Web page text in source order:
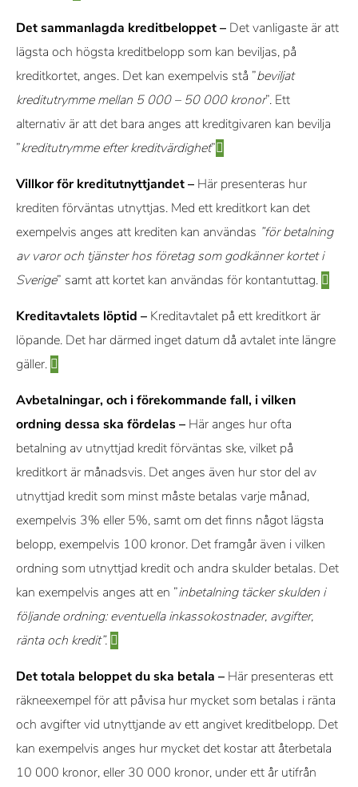
Det sammanlagda kreditbeloppet – Det vanligaste är att
lägsta och högsta kreditbelopp som kan beviljas, på
kreditkortet, anges. Det kan exempelvis stå ”beviljat
kreditutrymme mellan 5 000 – 50 000 kronor”. Ett
alternativ är att det bara anges att kreditgivaren kan bevilja
”kreditutrymme efter kreditvärdighet”
Villkor för kreditutnyttjandet – Här presenteras hur
krediten förväntas utnyttjas. Med ett kreditkort kan det
exempelvis anges att krediten kan användas ”för betalning
av varor och tjänster hos företag som godkänner kortet i
Sverige” samt att kortet kan användas för kontantuttag.
Kreditavtalets löptid – Kreditavtalet på ett kreditkort är
löpande. Det har därmed inget datum då avtalet inte längre
gäller.
Avbetalningar, och i förekommande fall, i vilken
ordning dessa ska fördelas – Här anges hur ofta
betalning av utnyttjad kredit förväntas ske, vilket på
kreditkort är månadsvis. Det anges även hur stor del av
utnyttjad kredit som minst måste betalas varje månad,
exempelvis 3% eller 5%, samt om det finns något lägsta
belopp, exempelvis 100 kronor. Det framgår även i vilken
ordning som utnyttjad kredit och andra skulder betalas. Det
kan exempelvis anges att en ”inbetalning täcker skulden i
följande ordning: eventuella inkassokostnader, avgifter,
ränta och kredit”.
Det totala beloppet du ska betala – Här presenteras ett
räkneexempel för att påvisa hur mycket som betalas i ränta
och avgifter vid utnyttjande av ett angivet kreditbelopp. Det
kan exempelvis anges hur mycket det kostar att återbetala
10 000 kronor, eller 30 000 kronor, under ett år utifrån